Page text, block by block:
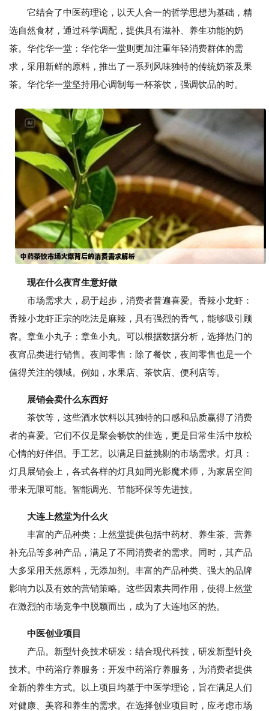
它结合了中医药理论，以天人合一的哲学思想为基础，精
选自然食材，通过科学调配，提供具有滋补、养生功能的奶
茶。华佗华一堂：华佗华一堂则更加注重年轻消费群体的需
求，采用新鲜的原料，推出了一系列风味独特的传统奶茶及果
茶。华佗华一堂坚持用心调制每一杯茶饮，强调饮品的时。
现在什么夜宵生意好做
市场需求大，易于起步，消费者普遍喜爱。香辣小龙虾：
香辣小龙虾正宗的吃法是麻辣，具有强烈的香气，能够吸引顾
客。章鱼小丸子：章鱼小丸。可以根据数据分析，选择热门的
夜宵品类进行销售。夜间零售：除了餐饮，夜间零售也是一个
值得关注的领域。例如，水果店、茶饮店、便利店等。
展销会卖什么东西好
茶饮等，这些酒水饮料以其独特的口感和品质赢得了消费
者的喜爱。它们不仅是聚会畅饮的佳选，更是日常生活中放松
心情的好伴侣。手工艺。以满足日益挑剔的市场需求。灯具：
灯具展销会上，各式各样的灯具如同光影魔术师，为家居空间
带来无限可能。智能调光、节能环保等先进技。
大连上然堂为什么火
丰富的产品种类：上然堂提供包括中药材、养生茶、营养
补充品等多种产品，满足了不同消费者的需求。同时，其产品
大多采用天然原料，无添加剂。丰富的产品种类、强大的品牌
影响力以及有效的营销策略。这些因素共同作用，使得上然堂
在激烈的市场竞争中脱颖而出，成为了大连地区的热。
中医创业项目
产品。新型针灸技术研发：结合现代科技，研发新型针灸
技术。中药浴疗养服务：开发中药浴疗养服务，为消费者提供
全新的养生方式。以上项目均基于中医学理论，旨在满足人们
对健康、美容和养生的需求。在选择创业项目时，应考虑市场